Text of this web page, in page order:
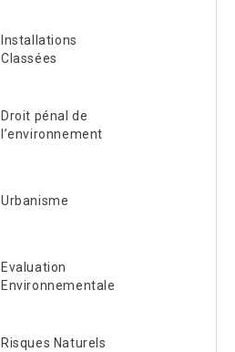
Installations
Classées
Droit pénal de
l’environnement
Urbanisme
Evaluation
Environnementale
Risques Naturels